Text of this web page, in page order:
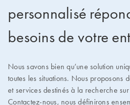
personnalisé
besoins de votre
Nous savons bien qu’une solution
toutes les situations. Nous proposons
et services destinés à la recherche
Contactez-nous, nous définirons